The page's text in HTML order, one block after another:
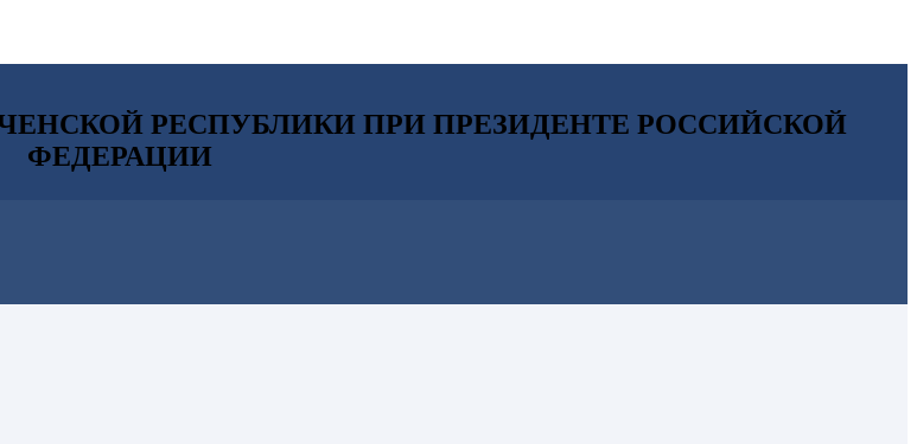
РЕСПУБЛИКИ ПРИ ПРЕЗИДЕНТЕ РОССИЙСКОЙ
ФЕДЕРАЦИИ